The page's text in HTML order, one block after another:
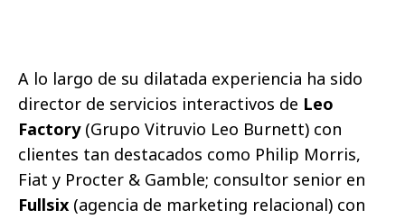
A lo largo de su dilatada experiencia ha sido
director de servicios interactivos de Leo
Factory(Grupo Vitruvio Leo Burnett) con
clientes tan destacados como Philip Morris,
Fiat y Procter & Gamble; consultor senior en
Fullsix (agencia de marketing relacional) con